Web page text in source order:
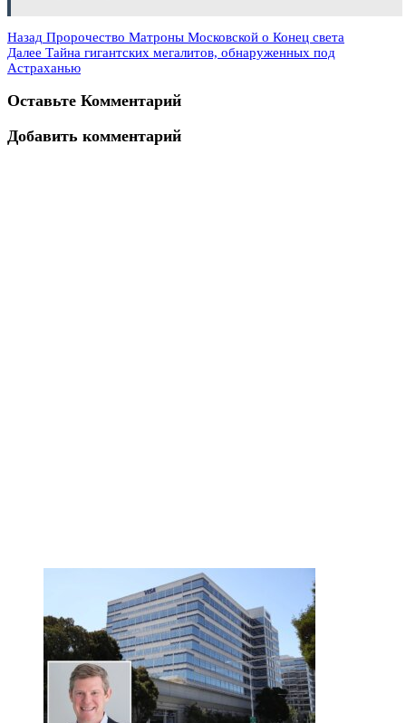
Назад Пророчество Матроны Московской о Конец света
Далее Тайна гигантских мегалитов, обнаруженных под
Астраханью
Оставьте Комментарий
Добавить комментарий